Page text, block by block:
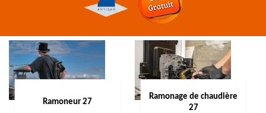
Ramoneur 27
Ramonage de chaudière
27